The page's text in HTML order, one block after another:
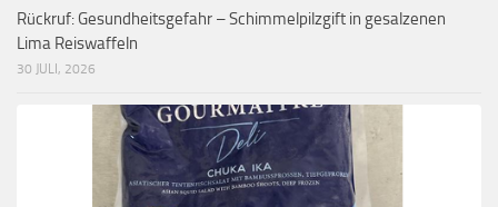
Rückruf: Gesundheitsgefahr – Schimmelpilzgift in gesalzenen
Lima Reiswaffeln
30 JULI, 2026